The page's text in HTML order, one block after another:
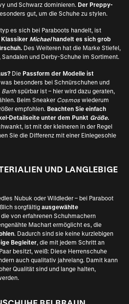
und Schwarz dominieren. Der Preppy-
gut, um die Schuhe zu stylen.
es sich bei Paraboots handelt, ist
Klassiker Michaelhandelt es sich grob
Des Weiteren hat die Marke Stiefel,
Sandalen und Derby-Schuhe im Sortiment.
Die Passform der Modelle ist
was besonders bei Schnürschuhen und
Barthspürbar ist – hier wird dazu geraten,
Beim Sneaker Cosmos wiederum
empfohlen. Beachten Sie einfach
Detailseite unter dem Punkt Größe.
ist mit der kleineren in der Regel
Sie die Differenz mit einer Einlegesohle
UND LANGLEBIGE
Nubuk oder Wildleder – bei Paraboot
sorgfältig ausgewählte
von erfahrenen Schuhmachern
Machart ermöglicht es, die
. Dadurch sind sie keine kurzlebigen
Begleiter, die mit jedem Schritt an
besitzt, weiß: Diese Herrenschuhe
auch qualitativ jahrelang. Damit kann
Qualität sind und lange halten,